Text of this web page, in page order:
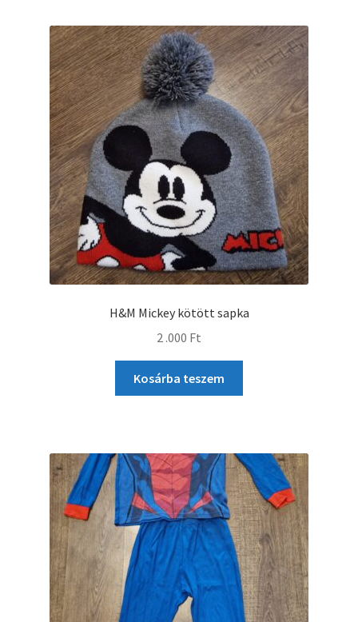
H&M Mickey kötött sapka
2 .000 Ft
Kosárba teszem